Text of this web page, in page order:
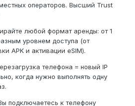
операторов. Высший Trust
любой формат аренды: от 1
уровнем доступа (от
APK и активации eSIM).
телефона = новый IP
когда нужно выполнять одну
подключаетесь к телефону